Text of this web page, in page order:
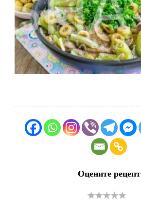
Оцените рецепт